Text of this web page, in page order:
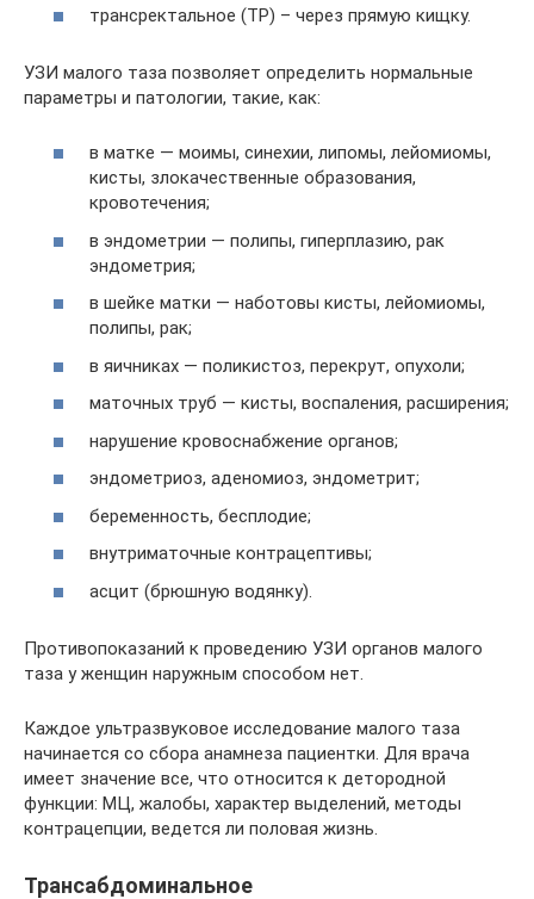
трансректальное (ТР) – через прямую кищку.
УЗИ малого таза позволяет определить нормальные
параметры и патологии, такие, как:
в матке — моимы, синехии, липомы, лейомиомы,
кисты, злокачественные образования,
кровотечения;
в эндометрии — полипы, гиперплазию, рак
эндометрия;
в шейке матки — наботовы кисты, лейомиомы,
полипы, рак;
в яичниках — поликистоз, перекрут, опухоли;
маточных труб — кисты, воспаления, расширения;
нарушение кровоснабжение органов;
эндометриоз, аденомиоз, эндометрит;
беременность, бесплодие;
внутриматочные контрацептивы;
асцит (брюшную водянку).
Противопоказаний к проведению УЗИ органов малого
таза у женщин наружным способом нет.
Каждое ультразвуковое исследование малого таза
начинается со сбора анамнеза пациентки. Для врача
имеет значение все, что относится к детородной
функции: МЦ, жалобы, характер выделений, методы
контрацепции, ведется ли половая жизнь.
Трансабдоминальное